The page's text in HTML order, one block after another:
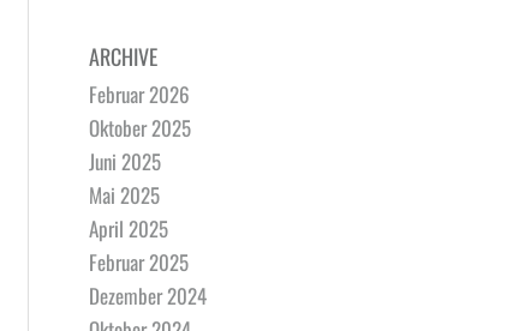
ARCHIVE
Februar 2026
Oktober 2025
Juni 2025
Mai 2025
April 2025
Februar 2025
Dezember 2024